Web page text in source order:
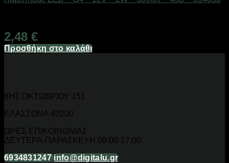
2,48 €
Προσθήκη στο καλάθι
6ΗΣ ΟΚΤΩΒΡΙΟΥ 151
ΕΛΑΣΣΟΝΑ 40200
ΩΡΕΣ ΕΠΙΚΟΙΝΩΝΙΑΣ
ΔΕΥΤΕΡΑ-ΠΑΡΑΣΚΕΥΗ 09:00-17:00
6934831247 info@digitalu.gr